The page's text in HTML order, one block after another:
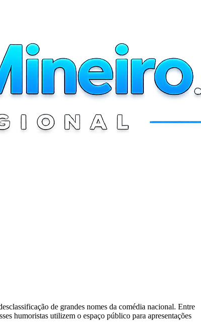
de grandes nomes da comédia nacional. Entre
humoristas utilizem o espaço público para apresentações